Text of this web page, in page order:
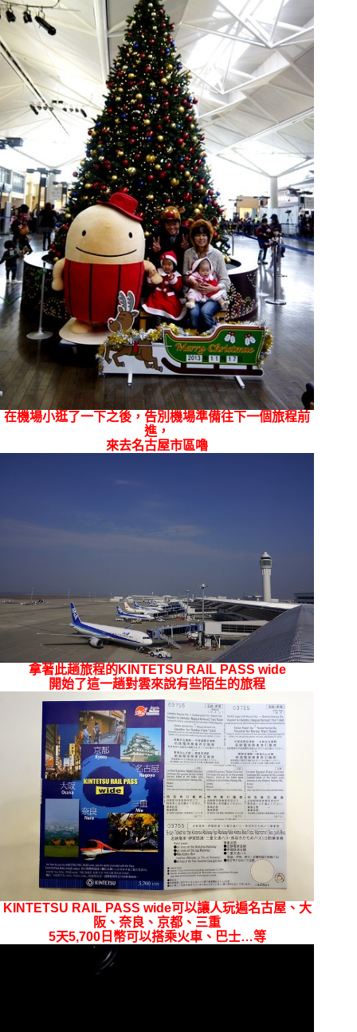
在機場小逛了一下之後，告別機場準備往下一個旅程前
進，
來去名古屋市區嚕
拿著此趟旅程的KINTETSU RAIL PASS wide
開始了這一趟對雲來說有些陌生的旅程
KINTETSU RAIL PASS wide可以讓人玩遍名古屋、大
阪、奈良、京都、三重
5天5,700日幣可以搭乘火車、巴士…等